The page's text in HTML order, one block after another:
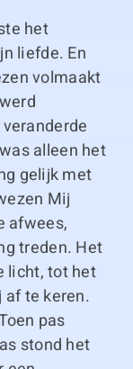
het
liefde. En
volmaakt
alleen het
gelijk met
Mij
afwees,
treden. Het
licht, tot het
te keren.
pas
stond het